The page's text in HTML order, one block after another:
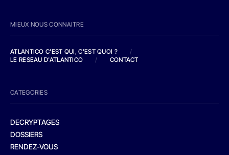
MIEUX NOUS CONNAITRE
ATLANTICO C'EST QUI, C'EST QUOI ?
/
LE RESEAU D'ATLANTICO
/ CONTACT
CATEGORIES
DECRYPTAGES
DOSSIERS
RENDEZ-VOUS